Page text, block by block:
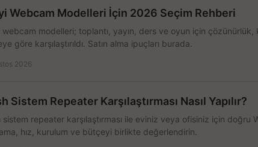
Webcam Modelleri İçin 2026 Seçim Rehberi
webcam modelleri; toplantı, yayın, ders ve oyun için çözünürlük,
göre karşılaştırıldı. Satın alma ipuçları burada.
2026
Sistem Repeater Karşılaştırması Nasıl Yapılır?
sistem repeater karşılaştırması ile eviniz veya ofisiniz için doğru
hız, kurulum ve bütçeyi birlikte değerlendirin.